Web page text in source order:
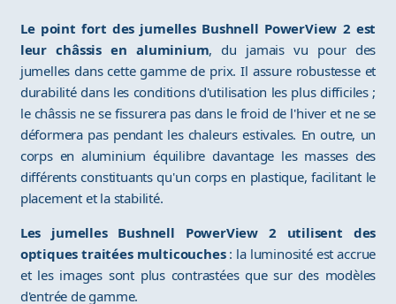
Le point fort des jumelles Bushnell PowerView 2 est
leur châssis en aluminium, du jamais vu pour des
jumelles dans cette gamme de prix. Il assure robustesse et
durabilité dans les conditions d'utilisation les plus difficiles ;
le châssis ne se fissurera pas dans le froid de l'hiver et ne se
déformera pas pendant les chaleurs estivales. En outre, un
corps en aluminium équilibre davantage les masses des
différents constituants qu'un corps en plastique, facilitant le
placement et la stabilité.
Les jumelles Bushnell PowerView 2 utilisent des
optiques traitées multicouches: la luminosité est accrue
et les images sont plus contrastées que sur des modèles
d'entrée de gamme.